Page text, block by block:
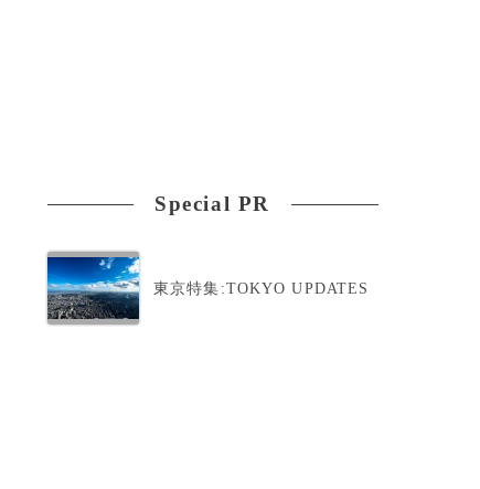
Special PR
東京特集:TOKYO UPDATES